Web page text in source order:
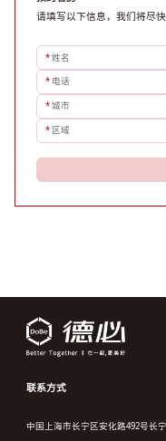
请填写以下信息，我们将尽快
*姓名
* 电话
*城市
* 区域
联系方式
中国上海市长宁区安化路492号长